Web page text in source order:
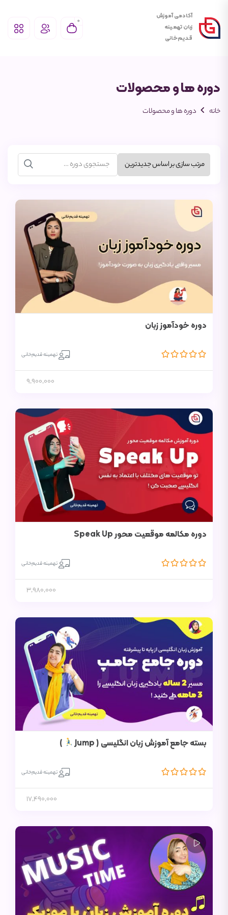
آکادمی آموزش
زبان تهمـینه
قـدیم‌خانی
0
دوره ها و محصولات
خانه دوره ها و محصولات
دوره خودآموز زبان
تهمینه قدیم‌خانی
9,900,000
دوره مکالمه موقعیت محور Speak Up
تهمینه قدیم‌خانی
3,980,000
بسته جامع آموزش زبان انگلیسی ( Jump )
تهمینه قدیم‌خانی
17,490,000